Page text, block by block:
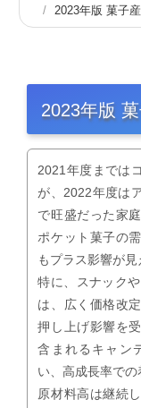
2023年版 菓子
2023年版
2021年度までは
が、2022年度は
で旺盛だった家
ポケット菓子の
もプラス影響が見
特に、スナック
は、広く価格改
押し上げ影響を
含まれるキャン
い、高成長率での
原材料高は継続